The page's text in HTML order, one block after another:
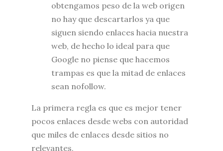
obtengamos peso de la web origen
no hay que descartarlos ya que
siguen siendo enlaces hacia nuestra
web, de hecho lo ideal para que
Google no piense que hacemos
trampas es que la mitad de enlaces
sean nofollow.
La primera regla es que es mejor tener
pocos enlaces desde webs con autoridad
que miles de enlaces desde sitios no
relevantes.